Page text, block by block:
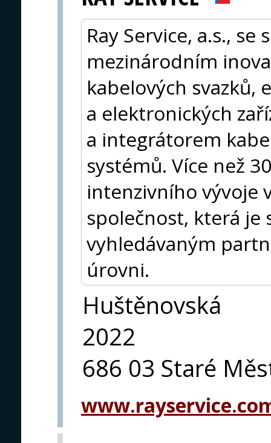
Ray Service, a.s.,
mezinárodním
kabelových svazků,
a elektronických
a integrátorem
systémů. Více než
intenzivního vývoje
společnost, která je
vyhledávaným
úrovni.
Huštěnovská
2022
686 03 Staré